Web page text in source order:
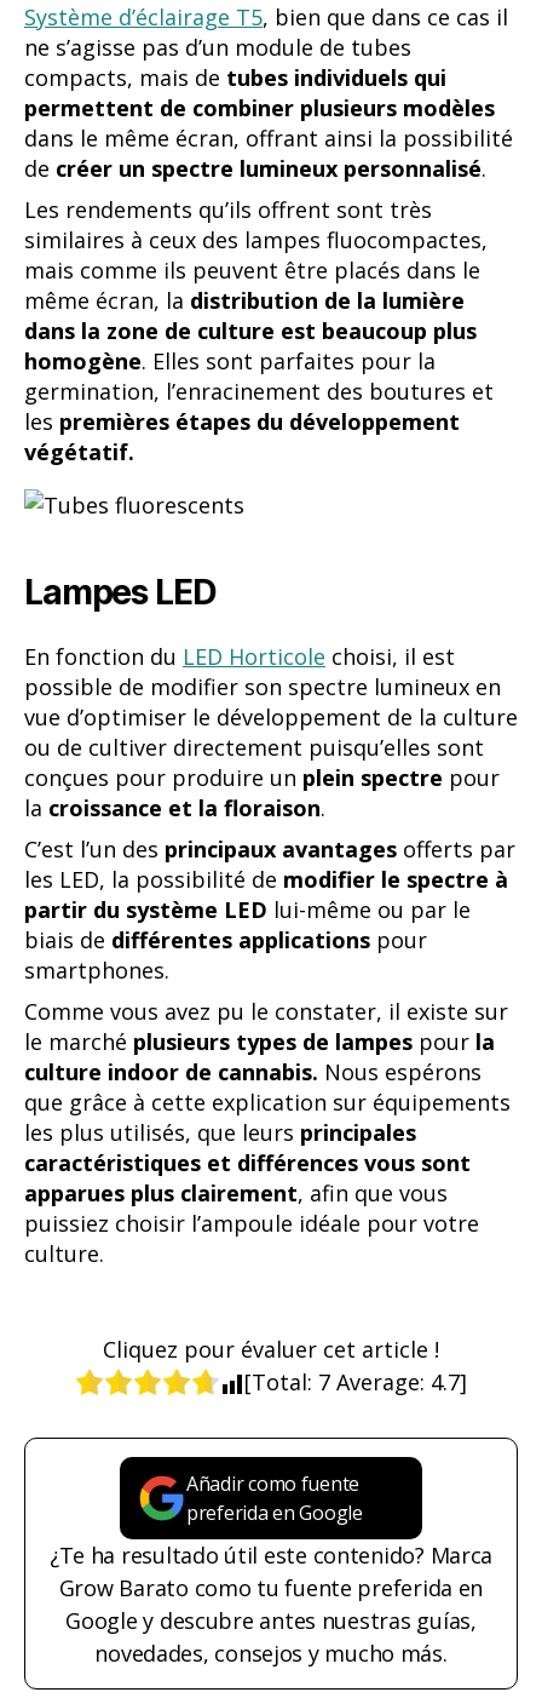
Système d’éclairage T5, bien que dans ce cas il
ne s’agisse pas d’un module de tubes
compacts, mais de tubes individuels qui
permettent de combiner plusieurs modèles
dans le même écran, offrant ainsi la possibilité
de créer un spectre lumineux personnalisé.
Les rendements qu’ils offrent sont très
similaires à ceux des lampes fluocompactes,
mais comme ils peuvent être placés dans le
même écran, la distribution de la lumière
dans la zone de culture est beaucoup plus
homogène. Elles sont parfaites pour la
germination, l’enracinement des boutures et
les premières étapes du développement
végétatif.
Lampes LED
En fonction du LED Horticole choisi, il est
possible de modifier son spectre lumineux en
vue d’optimiser le développement de la culture
ou de cultiver directement puisqu’elles sont
conçues pour produire un plein spectre pour
la croissance et la floraison.
C’est l’un des principaux avantages offerts par
les LED, la possibilité de modifier le spectre à
partir du système LED lui-même ou par le
biais de différentes applications pour
smartphones.
Comme vous avez pu le constater, il existe sur
le marché plusieurs types de lampes pour la
culture indoor de cannabis. Nous espérons
que grâce à cette explication sur équipements
les plus utilisés, que leurs principales
caractéristiques et différences vous sont
apparues plus clairement, afin que vous
puissiez choisir l’ampoule idéale pour votre
culture.
Cliquez pour évaluer cet article !
[Total: 7 Average: 4.7]
Añadir como fuente
preferida en Google
¿Te ha resultado útil este contenido? Marca
Grow Barato como tu fuente preferida en
Google y descubre antes nuestras guías,
novedades, consejos y mucho más.